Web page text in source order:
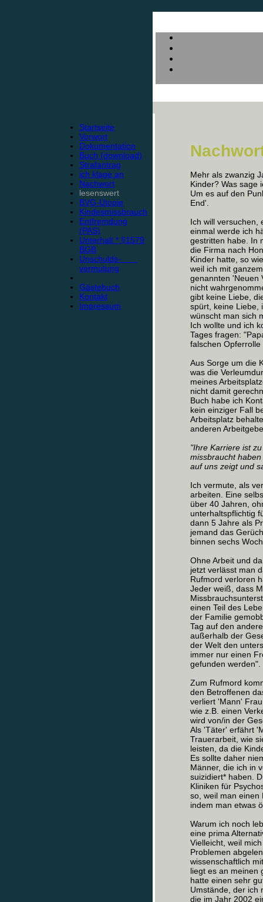
Startseite
Vorwort
Dokumentation
Buch (download)
Strafantrag
ich klage an
Nachwort
lesenswert
BVG-Utopie
Kindesmissbrauch
Entfremdung
(PAS)
Unterhalt * §1579
BGB
Unschulds-
vermutung
Gästebuch
Kontakt
Impressum
Mehr als zwanzig
Kinder? Was sage
Um es auf den
End'.
Ich will versuchen,
einmal werde ich
gestritten habe. In
die Firma nach
Kinder hatte, so
weil ich mit
genannten 'Neuen
nicht
gibt keine Liebe,
spürt, keine Liebe,
wünscht man sich
Ich wollte und ich
Tages fragen:
falschen
Aus Sorge um die
was die
meines
nicht damit
Buch habe ich
kein einziger Fall
Arbeitsplatz
anderen
"Ihre Karriere ist
missbraucht
auf uns zeigt und
Ich vermute, als
arbeiten. Eine
über 40 Jahren,
unterhaltspflichtig
dann 5 Jahre als
jemand das
binnen sechs
Ohne Arbeit und
jetzt verlässt man
Rufmord verloren
Jeder weiß, dass
einen Teil des
der Familie
Tag auf den
außerhalb der
der Welt den
immer nur einen
gefunden werden".
Zum Rufmord
den Betroffenen
verliert 'Mann'
wie z.B. einen
wird von/in der
Als 'Täter' erfährt
Trauerarbeit, wie
leisten, da die
Es sollte daher
Männer, die ich in
suizidiert* haben.
Kliniken für
so, weil man einen
indem man etwas
Warum ich noch
eine prima
Vielleicht, weil
Problemen
wissenschaftlich
liegt es an meinen
hatte einen sehr
Umstände, der ich
die im Jahr 2002